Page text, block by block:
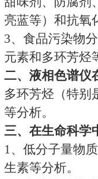
亮蓝等）和抗氧
3、食品污染物
元素和多环芳烃
二、液相色谱仪
多环芳烃（特别
等分析。
三、在生命科学
1、低分子量物
生素等分析。